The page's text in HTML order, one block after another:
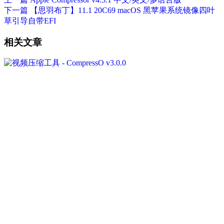
下一篇
【思羽布丁】11.1 20C69 macOS 黑苹果系统镜像四叶
草引导自带EFI
相关文章